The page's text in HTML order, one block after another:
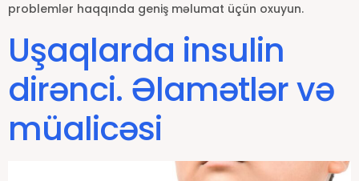
problemlər haqqında geniş məlumat üçün oxuyun.
Uşaqlarda insulin
dirənci. Əlamətlər və
müalicəsi